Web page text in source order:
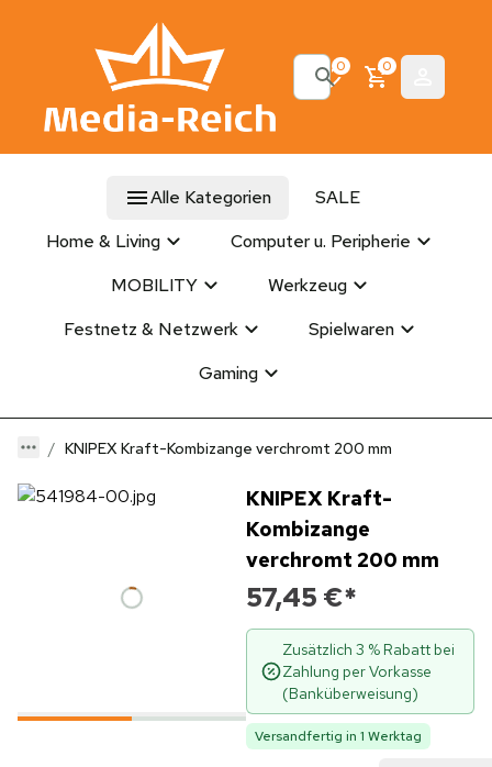
0 0
Alle Kategorien
SALE
Home & Living
Computer u. Peripherie
MOBILITY
Werkzeug
Festnetz & Netzwerk
Spielwaren
Gaming
KNIPEX Kraft-Kombizange verchromt 200 mm
KNIPEX Kraft-
Kombizange
verchromt 200 mm
57,45 €*
Zusätzlich 3 % Rabatt bei
Zahlung per Vorkasse
(Banküberweisung)
Versandfertig in 1 Werktag